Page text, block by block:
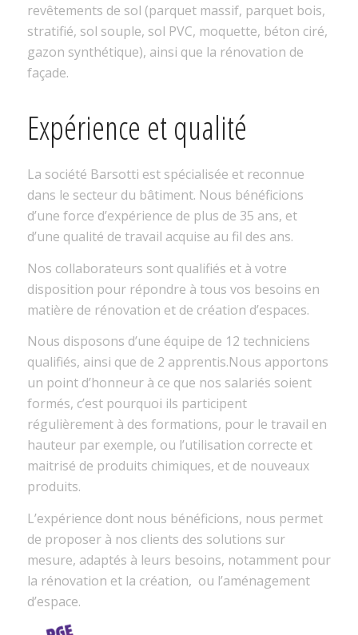
revêtements de sol (parquet massif, parquet bois,
stratifié, sol souple, sol PVC, moquette, béton ciré,
gazon synthétique), ainsi que la rénovation de
façade.
Expérience et qualité
La société Barsotti est spécialisée et reconnue
dans le secteur du bâtiment. Nous bénéficions
d’une force d’expérience de plus de 35 ans, et
d’une qualité de travail acquise au fil des ans.
Nos collaborateurs sont qualifiés et à votre
disposition pour répondre à tous vos besoins en
matière de rénovation et de création d’espaces.
Nous disposons d’une équipe de 12 techniciens
qualifiés, ainsi que de 2 apprentis.Nous apportons
un point d’honneur à ce que nos salariés soient
formés, c’est pourquoi ils participent
régulièrement à des formations, pour le travail en
hauteur par exemple, ou l’utilisation correcte et
maitrisé de produits chimiques, et de nouveaux
produits.
L’expérience dont nous bénéficions, nous permet
de proposer à nos clients des solutions sur
mesure, adaptés à leurs besoins, notamment pour
la rénovation et la création, ou l’aménagement
d’espace.